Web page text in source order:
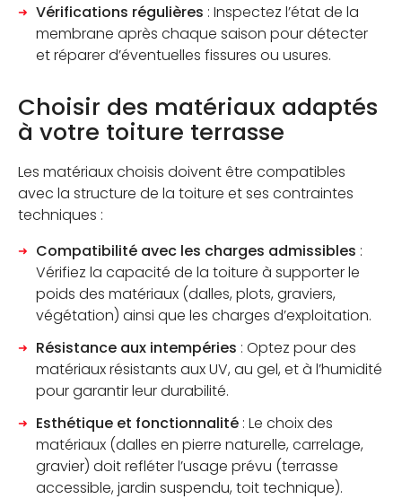
Vérifications régulières : Inspectez l’état de la
membrane après chaque saison pour détecter
et réparer d’éventuelles fissures ou usures.
Choisir des matériaux adaptés
à votre toiture terrasse
Les matériaux choisis doivent être compatibles
avec la structure de la toiture et ses contraintes
techniques :
Compatibilité avec les charges admissibles :
Vérifiez la capacité de la toiture à supporter le
poids des matériaux (dalles, plots, graviers,
végétation) ainsi que les charges d’exploitation.
Résistance aux intempéries : Optez pour des
matériaux résistants aux UV, au gel, et à l’humidité
pour garantir leur durabilité.
Esthétique et fonctionnalité : Le choix des
matériaux (dalles en pierre naturelle, carrelage,
gravier) doit refléter l’usage prévu (terrasse
accessible, jardin suspendu, toit technique).